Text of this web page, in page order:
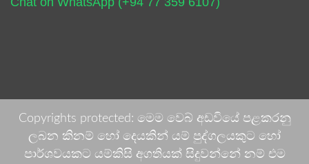
Copyrights protected: මෙම වෙබ් අඩවියේ පළකරනු
ලබන කිනම් හෝ දෙයකින් යම් පුද්ගලයකුට හෝ
පාර්ශවයකට යම්කිසි අගතියක් සිදුවන්නේ නම් එම